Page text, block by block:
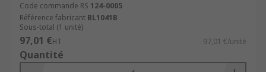
Code commande RS 124-0005
Référence fabricant BL1041B
Sous-total (1 unité)
97,01 €HT 97,01 €/unité
Quantité